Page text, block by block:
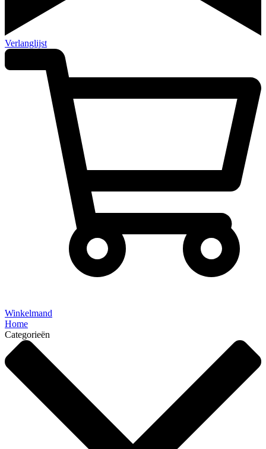
Verlanglijst
Winkelmand
Home
Categorieën